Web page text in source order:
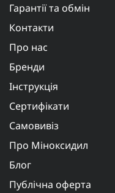
Гарантії та обмін
Контакти
Про нас
Бренди
Інструкція
Сертифікати
Самовивіз
Про Міноксидил
Блог
Публічна оферта